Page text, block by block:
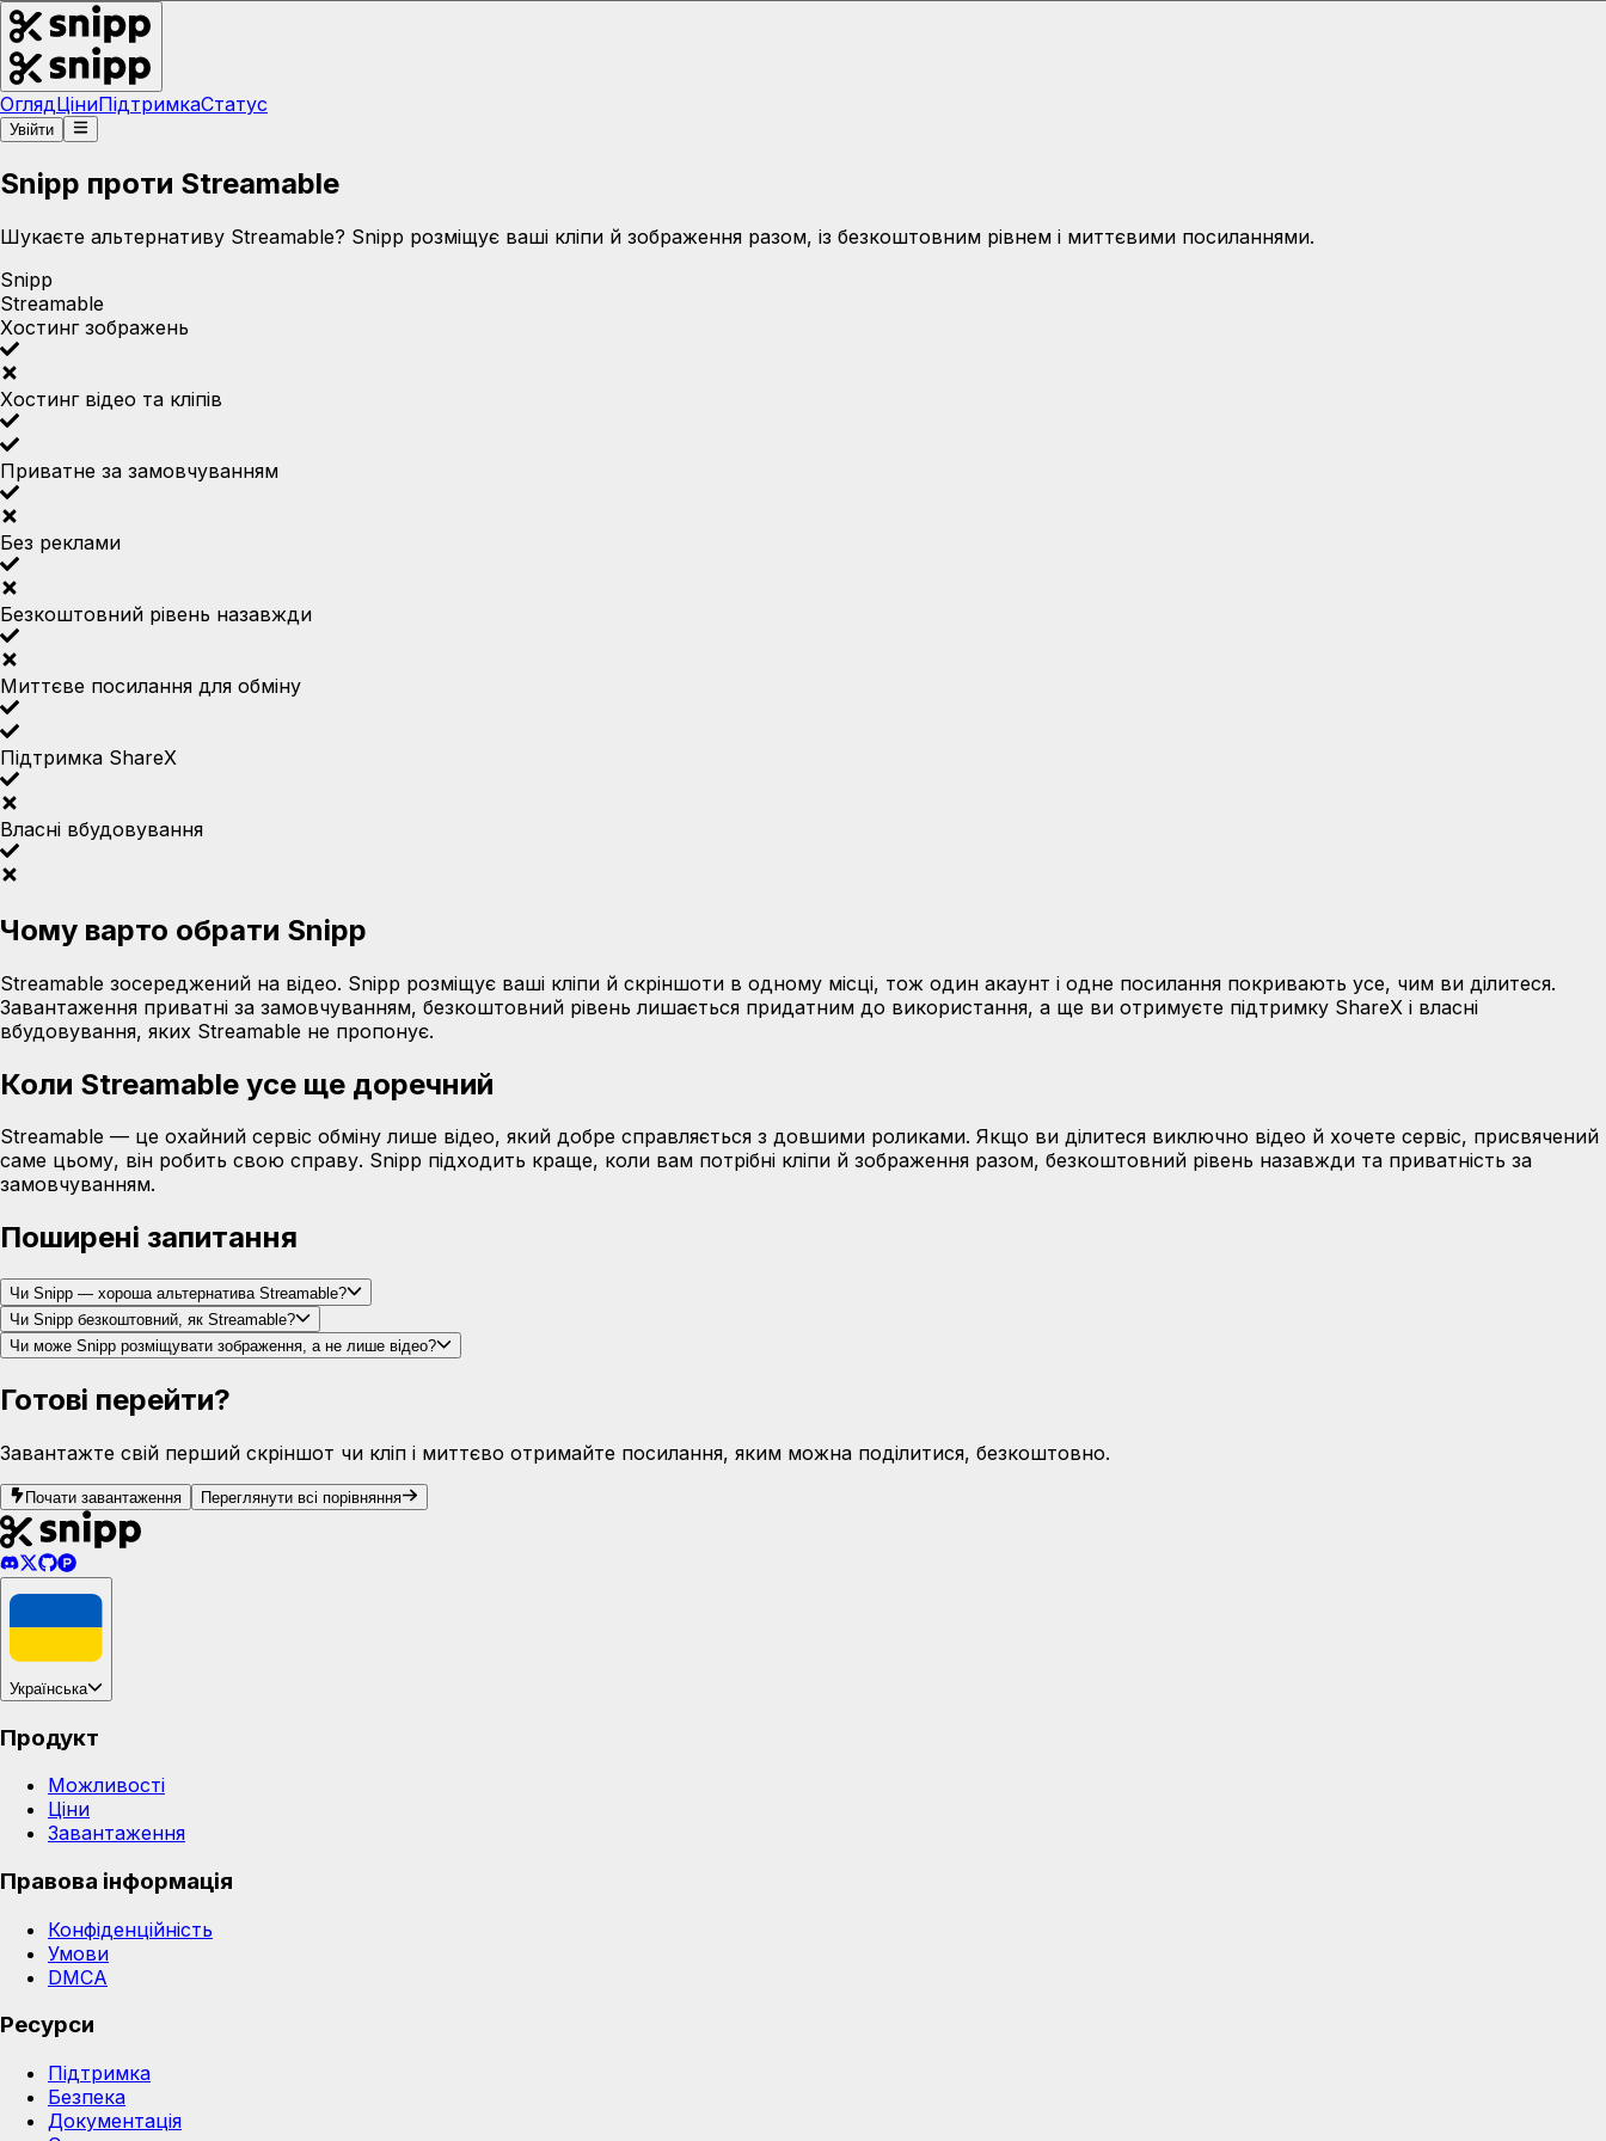
ОглядЦіниПідтримкаСтатус
Увійти
Snipp проти Streamable
Шукаєте альтернативу Streamable? Snipp розміщує ваші кліпи й зображення разом, із безкоштовним рівнем і миттєвими посиланнями.
Snipp
Streamable
Хостинг зображень
Хостинг відео та кліпів
Приватне за замовчуванням
Без реклами
Безкоштовний рівень назавжди
Миттєве посилання для обміну
Підтримка ShareX
Власні вбудовування
Чому варто обрати Snipp
Streamable зосереджений на відео. Snipp розміщує ваші кліпи й скріншоти в одному місці, тож один акаунт і одне посилання покривають усе, чим ви ділитеся.
Завантаження приватні за замовчуванням, безкоштовний рівень лишається придатним до використання, а ще ви отримуєте підтримку ShareX і власні
вбудовування, яких Streamable не пропонує.
Коли Streamable усе ще доречний
Streamable — це охайний сервіс обміну лише відео, який добре справляється з довшими роликами. Якщо ви ділитеся виключно відео й хочете сервіс, присвячений
саме цьому, він робить свою справу. Snipp підходить краще, коли вам потрібні кліпи й зображення разом, безкоштовний рівень назавжди та приватність за
замовчуванням.
Поширені запитання
Чи Snipp — хороша альтернатива Streamable?
Чи Snipp безкоштовний, як Streamable?
Чи може Snipp розміщувати зображення, а не лише відео?
Готові перейти?
Завантажте свій перший скріншот чи кліп і миттєво отримайте посилання, яким можна поділитися, безкоштовно.
Почати завантаження Переглянути всі порівняння
Українська
Продукт
Можливості
Ціни
Завантаження
Правова інформація
Конфіденційність
Умови
DMCA
Ресурси
Підтримка
Безпека
Документація